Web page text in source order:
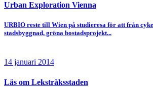
Urban Exploration Vienna
URBIO reste till Wien på studieresa för att från
stadsbyggnad, gröna bostadsprojekt...
14 januari 2014
Läs om Lekstråksstaden